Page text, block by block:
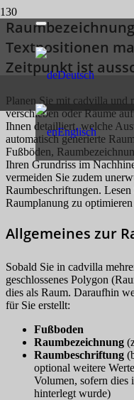
Deutsch
Englisch
Textpositionen
Zeitpunkt ist
Planen Sie mit cadvilla und
verschieben oder Räume
Ihnen detailliert, welche
automatisch generierte
Fußböden,
Ihren Grundriss im
vermeiden Sie zudem
Raumbeschriftungen.
Raumplanung zu
Allgemeines zur
Sobald Sie in cadvilla
geschlossenes Polygon
dies als Raum. Daraufhin
für Sie erstellt:
Fußboden
Raumbezeichnung
Raumbeschriftung
optional weitere
Volumen, sofern dies
hinterlegt wurde)